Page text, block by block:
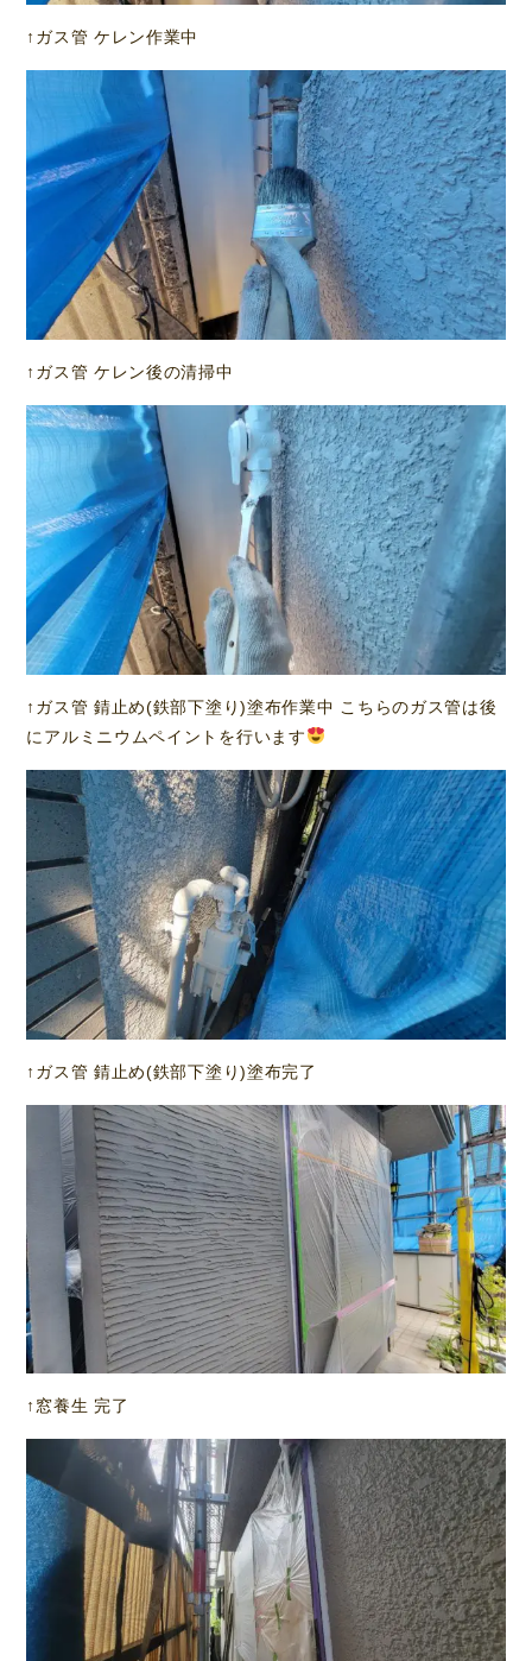
↑ガス管 ケレン作業中
↑ガス管 ケレン後の清掃中
↑ガス管 錆止め(鉄部下塗り)塗布作業中 こちらのガス管は後
にアルミニウムペイントを行います
↑ガス管 錆止め(鉄部下塗り)塗布完了
↑窓養生 完了